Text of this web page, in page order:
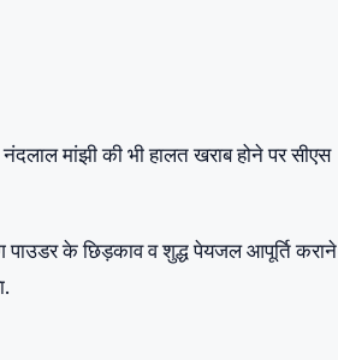
मांझी की भी हालत खराब होने पर सीएस
पाउडर के छिड़काव व शुद्ध पेयजल आपूर्ति कराने